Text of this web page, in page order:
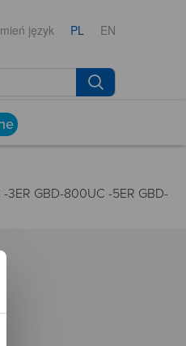
język PL EN
3ER GBD-800UC -5ER GBD-